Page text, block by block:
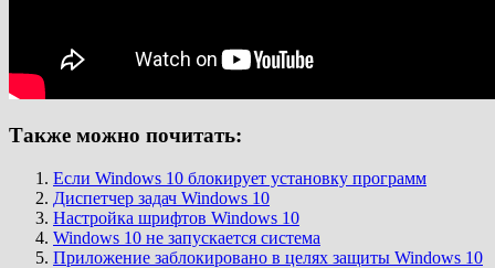
Также можно почитать:
Если Windows 10 блокирует установку программ
Диспетчер задач Windows 10
Настройка шрифтов Windows 10
Windows 10 не запускается система
Приложение заблокировано в целях защиты Windows 10